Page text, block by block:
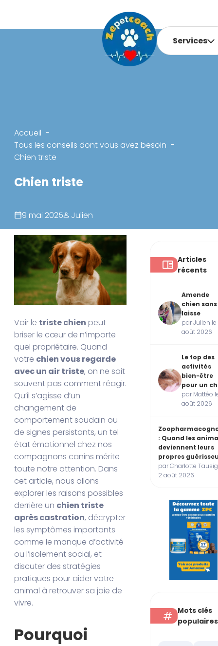
Services
Accueil
Tous les conseils dont vous avez besoin
Chien triste
Chien triste
9 mai 2025 Julien
Voir le triste chien peut
briser le cœur de n’importe
quel propriétaire. Quand
votre chien vous regarde
avec un air triste, on ne sait
souvent pas comment réagir.
Qu’il s’agisse d’un
changement de
comportement soudain ou
de signes persistants, un tel
état émotionnel chez nos
compagnons canins mérite
toute notre attention. Dans
cet article, nous allons
explorer les raisons possibles
derrière un chien triste
après castration, décrypter
les symptômes importants
comme le manque d’activité
ou l’isolement social, et
discuter des stratégies
pratiques pour aider votre
animal à retrouver sa joie de
vivre.
Pourquoi
Articles
récents
Amende
chien sans
laisse
par Julien le
août 2026
Le top des
activités
bien-être
pour un
par Mattéo
août 2026
: Quand les
deviennent leurs
propres
par Charlotte
2 août 2026
Mots clés
populaires